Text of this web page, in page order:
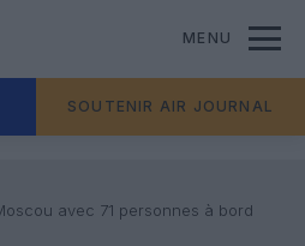
MENU
SOUTENIR AIR JOURNAL
avec 71 personnes à bord